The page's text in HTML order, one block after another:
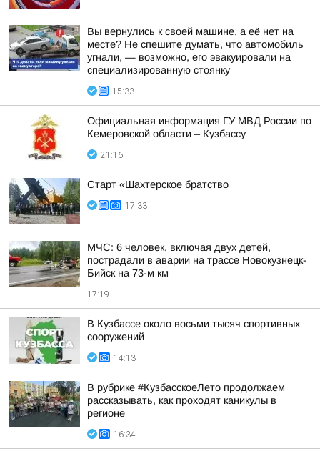
Вы вернулись к своей машине, а её нет на
месте? Не спешите думать, что автомобиль
угнали, — возможно, его эвакуировали на
специализированную стоянку
15:33
Официальная информация ГУ МВД России по
Кемеровской области – Кузбассу
21:16
Старт «Шахтерское братство
17:33
МЧС: 6 человек, включая двух детей,
пострадали в аварии на трассе Новокузнецк-
Бийск на 73-м км
17:19
В Кузбассе около восьми тысяч спортивных
сооружений
14:13
В рубрике #КузбасскоеЛето продолжаем
рассказывать, как проходят каникулы в
регионе
16:34